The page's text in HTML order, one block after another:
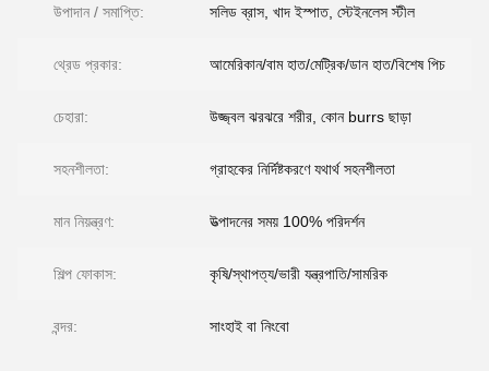
উপাদান / সমাপ্তি: সলিড ব্রাস, খাদ ইস্পাত, স্টেইনলেস স্টীল
থ্রেড প্রকার: আমেরিকান/বাম হাত/মেট্রিক/ডান হাত/বিশেষ পিচ
চেহারা: উজ্জ্বল ঝরঝরে শরীর, কোন burrs ছাড়া
সহনশীলতা: গ্রাহকের নির্দিষ্টকরণে যথার্থ সহনশীলতা
মান নিয়ন্ত্রণ: উত্পাদনের সময় 100% পরিদর্শন
শিল্প ফোকাস: কৃষি/স্থাপত্য/ভারী যন্ত্রপাতি/সামরিক
বন্দর: সাংহাই বা নিংবো